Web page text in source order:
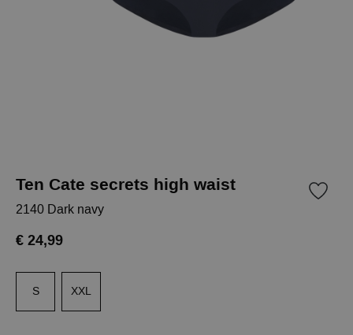
Ten Cate secrets high waist
2140 Dark navy
€ 24,99
S XXL